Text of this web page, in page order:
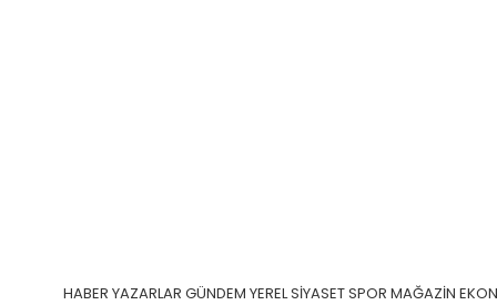
HABER YAZARLAR GÜNDEM YERELSİYASETSPOR MAĞAZİN